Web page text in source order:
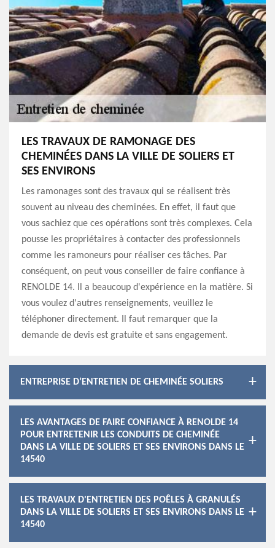
LES TRAVAUX DE RAMONAGE DES
CHEMINÉES DANS LA VILLE DE SOLIERS ET
SES ENVIRONS
Les ramonages sont des travaux qui se réalisent très
souvent au niveau des cheminées. En effet, il faut que
vous sachiez que ces opérations sont très complexes. Cela
pousse les propriétaires à contacter des professionnels
comme les ramoneurs pour réaliser ces tâches. Par
conséquent, on peut vous conseiller de faire confiance à
RENOLDE 14. Il a beaucoup d'expérience en la matière. Si
vous voulez d'autres renseignements, veuillez le
téléphoner directement. Il faut remarquer que la
demande de devis est gratuite et sans engagement.
ENTREPRISE D’ENTRETIEN DE CHEMINÉE SOLIERS
LES AVANTAGES DE FAIRE CONFIANCE À RENOLDE 14
POUR ENTRETENIR LES CONDUITS DE CHEMINÉE
DANS LA VILLE DE SOLIERS ET SES ENVIRONS DANS LE
14540
LES TRAVAUX D'ENTRETIEN DES POÊLES À GRANULÉS
DANS LA VILLE DE SOLIERS ET SES ENVIRONS DANS LE
14540